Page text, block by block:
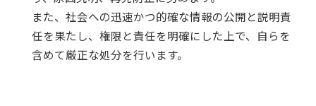
また、社会への迅速かつ的確な情報の公開と説明責
任を果たし、権限と責任を明確にした上で、自らを
含めて厳正な処分を行います。